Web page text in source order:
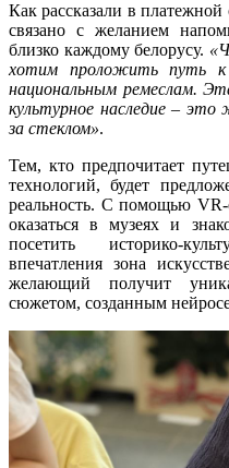
Как рассказали в платежной
связано с желанием
близко каждому белорусу.
хотим проложить путь к
национальным ремеслам.
культурное наследие – это
за стеклом».
Тем, кто предпочитает
технологий, будет
реальность. С помощью VR-
оказаться в музеях и
посетить историко-
впечатления зона
желающий получит
сюжетом, созданным